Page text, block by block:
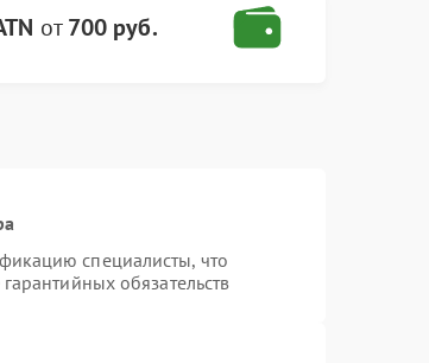
от700 руб.
специалисты, что
обязательств